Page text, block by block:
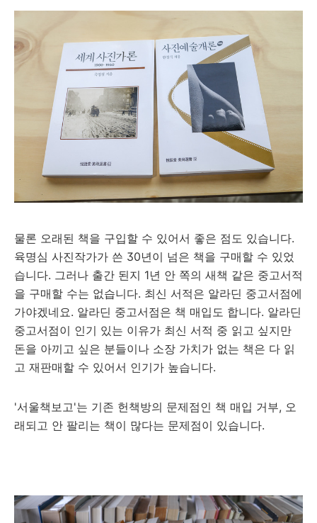
물론 오래된 책을 구입할 수 있어서 좋은 점도 있습니다.
육명심 사진작가가 쓴 30년이 넘은 책을 구매할 수 있었
습니다. 그러나 출간 된지 1년 안 쪽의 새책 같은 중고서적
을 구매할 수는 없습니다. 최신 서적은 알라딘 중고서점에
가야겠네요. 알라딘 중고서점은 책 매입도 합니다. 알라딘
중고서점이 인기 있는 이유가 최신 서적 중 읽고 싶지만
돈을 아끼고 싶은 분들이나 소장 가치가 없는 책은 다 읽
고 재판매할 수 있어서 인기가 높습니다.
'서울책보고'는 기존 헌책방의 문제점인 책 매입 거부, 오
래되고 안 팔리는 책이 많다는 문제점이 있습니다.